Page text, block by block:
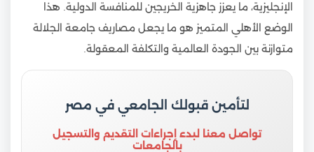
الإنجليزية، ما يعزز جاهزية الخريجين للمنافسة الدولية. هذا
الوضع الأهلي المتميز هو ما يجعل مصاريف جامعة الجلالة
متوازنة بين الجودة العالمية والتكلفة المعقولة.
لتأمين قبولك الجامعي في مصر
تواصل معنا لبدء إجراءات التقديم والتسجيل
بالجامعات